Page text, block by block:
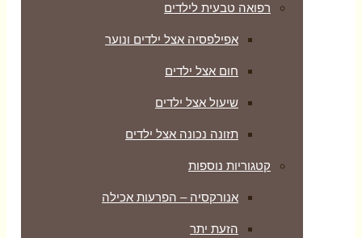
רפואה טבעית לילדים
אפילפסיה אצל ילדים ונוער
חום אצל ילדים
שיעול אצל ילדים
תזונה נכונה אצל ילדים
קטגוריות נוספות
אנורקסיה – הפרעות אכילה
הזעת יתר